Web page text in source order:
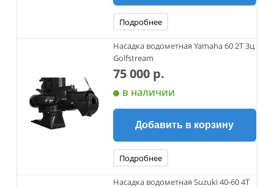
Подробнее
Насадка водометная Yamaha 60 2Т 3ц
Golfstream
75 000 р.
в наличии
Добавить в корзину
Подробнее
Насадка водометная Suzuki 40-60 4Т